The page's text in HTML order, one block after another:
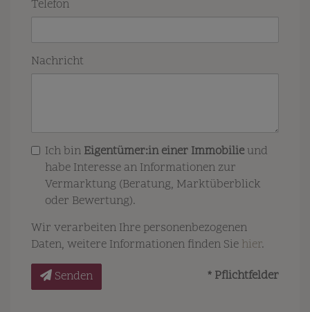
Telefon
Nachricht
Ich bin Eigentümer:in einer Immobilieund
habe Interesse an Informationen zur
Vermarktung (Beratung, Marktüberblick
oder Bewertung).
Wir verarbeiten Ihre personenbezogenen
Daten, weitere Informationen finden Sie hier.
Senden
* Pflichtfelder